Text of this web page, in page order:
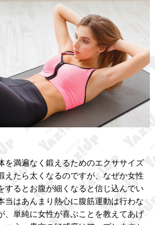
を満遍なく鍛えるためのエクササイズ
えたら太くなるのですが、なぜか女性
するとお腹が細くなると信じ込んでい
当はあんまり熱心に腹筋運動は行わな
、単純に女性が喜ぶことを教えてあげ